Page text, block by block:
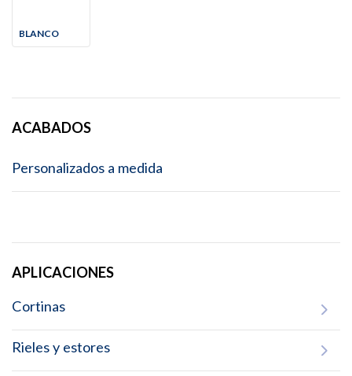
BLANCO
ACABADOS
Personalizados a medida
APLICACIONES
Cortinas
Rieles y estores